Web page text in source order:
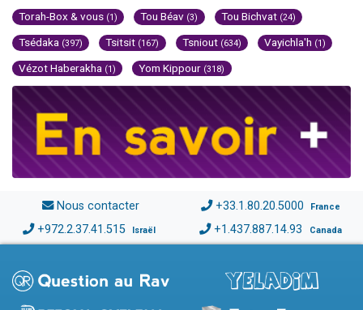
Torah-Box & vous (1) Tou Béav (3) Tou Bichvat (24)
Tsédaka (397) Tsitsit (167) Tsniout (634) Vayichla'h (1)
Vézot Haberakha (1) Yom Kippour (318)
Nous contacter +33.1.80.20.5000 France
+972.2.37.41.515 Israël +1.437.887.14.93 Canada